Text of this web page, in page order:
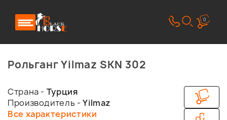
0
Рольганг Yilmaz SKN 302
Страна - Турция
Производитель -Yilmaz
Все характеристики